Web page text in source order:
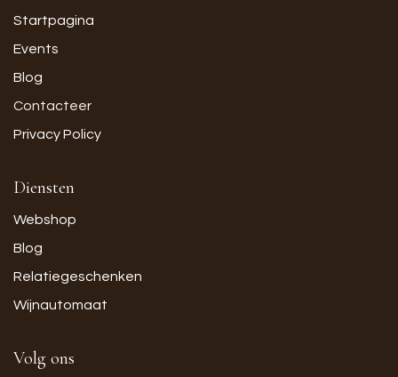
Startpagina
Events
Blog
Contacteer
Privacy Policy
Diensten
Webshop
Blog
Relatiegeschenken
Wijnautomaat
Volg ons